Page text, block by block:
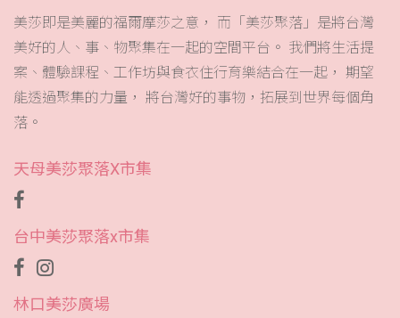
美莎即是美麗的福爾摩莎之意， 而「美莎聚落」是將台灣
美好的人、事、物聚集在一起的空間平台。 我們將生活提
案、體驗課程、工作坊與食衣住行育樂結合在一起， 期望
能透過聚集的力量， 將台灣好的事物，拓展到世界每個角
落。
天母美莎聚落X市集
台中美莎聚落x市集
林口美莎廣場